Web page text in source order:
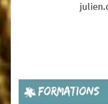
Formations